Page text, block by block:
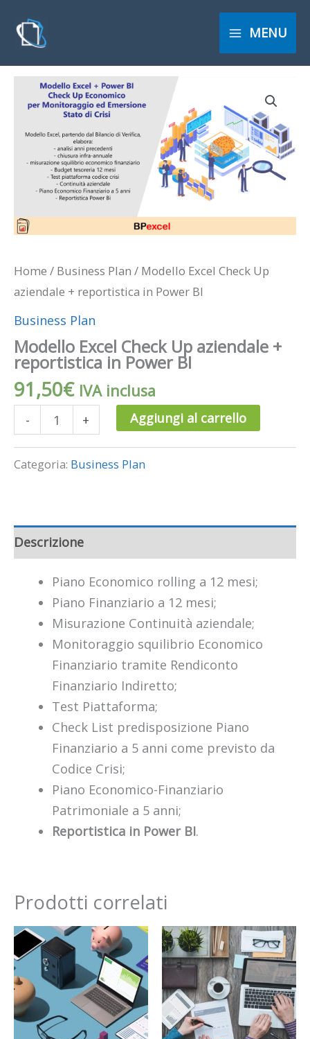
contenuto
MENU
Home / Business Plan / Modello Excel Check Up
aziendale + reportistica in Power BI
Business Plan
Modello Excel Check Up aziendale +
reportistica in Power BI
91,50€ IVA inclusa
-
Modello
Excel
Check
aziendale
in
BI
quantità
+ Aggiungi al carrello
Categoria: Business Plan
Descrizione
Piano Economico rolling a 12 mesi;
Piano Finanziario a 12 mesi;
Misurazione Continuità aziendale;
Monitoraggio squilibrio Economico
Finanziario tramite Rendiconto
Finanziario Indiretto;
Test Piattaforma;
Check List predisposizione Piano
Finanziario a 5 anni come previsto da
Codice Crisi;
Piano Economico-Finanziario
Patrimoniale a 5 anni;
Reportistica in Power BI.
Prodotti correlati